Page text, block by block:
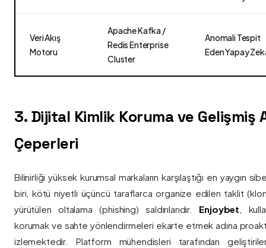
Veri Akış
Motoru
Apache Kafka /
Redis Enterprise
Cluster
Anomali Tespit
Eden Yapay
3. Dijital Kimlik Koruma ve Gelişmiş
Çeperleri
Bilinirliği yüksek kurumsal markaların karşılaştığı en yaygın
biri, kötü niyetli üçüncü taraflarca organize edilen taklit
yürütülen oltalama (phishing) saldırılarıdır. Enjoybet ,
korumak ve sahte yönlendirmeleri ekarte etmek adına
izlemektedir. Platform mühendisleri tarafından